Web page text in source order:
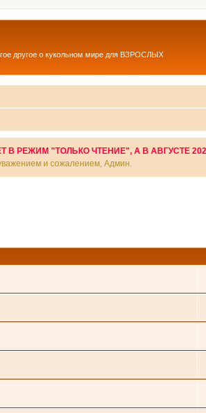
другое о кукольном мире для ВЗРОСЛЫХ
РЕЖИМ "ТОЛЬКО ЧТЕНИЕ", А В АВГУСТЕ
и сожалением, Админ.